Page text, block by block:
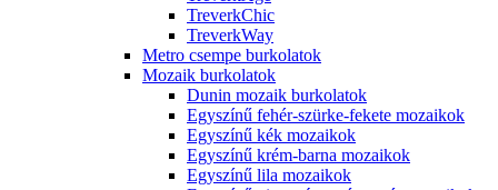
TreverkChic
TreverkWay
Metro csempe burkolatok
Mozaik burkolatok
Dunin mozaik burkolatok
Egyszínű fehér-szürke-fekete mozaikok
Egyszínű kék mozaikok
Egyszínű krém-barna mozaikok
Egyszínű lila mozaikok